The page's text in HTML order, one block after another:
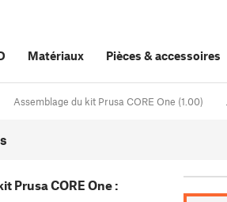
Matériaux Pièces &accessoires
Assemblage du kit Prusa CORE One (1.00)
Prusa CORE One :